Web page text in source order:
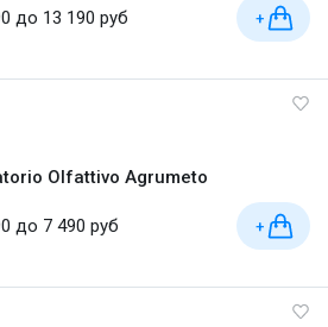
до 13 190 руб +
Olfattivo Agrumeto
до 7 490 руб +